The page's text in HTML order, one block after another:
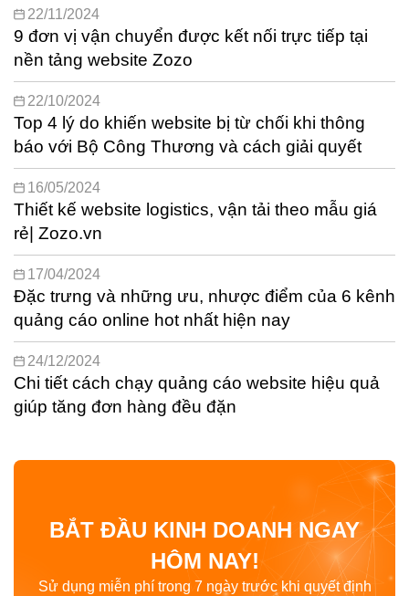
22/11/2024
9 đơn vị vận chuyển được kết nối trực tiếp tại
nền tảng website Zozo
22/10/2024
Top 4 lý do khiến website bị từ chối khi thông
báo với Bộ Công Thương và cách giải quyết
16/05/2024
Thiết kế website logistics, vận tải theo mẫu giá
rẻ| Zozo.vn
17/04/2024
Đặc trưng và những ưu, nhược điểm của 6 kênh
quảng cáo online hot nhất hiện nay
24/12/2024
Chi tiết cách chạy quảng cáo website hiệu quả
giúp tăng đơn hàng đều đặn
BẮT ĐẦU KINH DOANH NGAY
HÔM NAY!
Sử dụng miễn phí trong 7 ngày trước khi quyết định